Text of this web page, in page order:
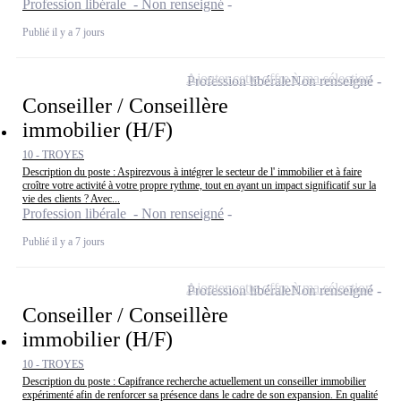
Profession libérale - Non renseigné
Publié il y a 7 jours
Conseiller / Conseillère
immobilier (H/F)
10 - TROYES
Description du poste : Aspirezvous à intégrer le secteur de l' immobilier et à faire
croître votre activité à votre propre rythme, tout en ayant un impact significatif sur la
vie des clients ? Avec...
Profession libérale - Non renseigné
Publié il y a 7 jours
Profession libéraleNon renseigné
Ajouter cette offre à ma sélection
Conseiller / Conseillère
immobilier (H/F)
10 - TROYES
Description du poste : Capifrance recherche actuellement un conseiller immobilier
expérimenté afin de renforcer sa présence dans le cadre de son expansion. En qualité
Profession libéraleNon renseigné
Ajouter cette offre à ma sélection